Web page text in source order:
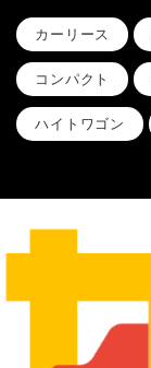
カーリース
コンパクト
ハイトワゴン